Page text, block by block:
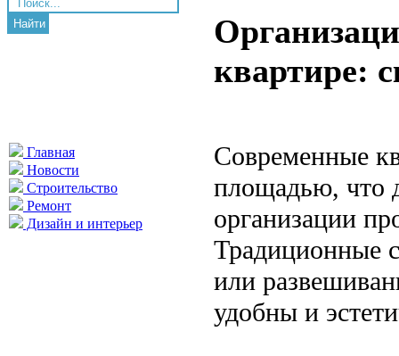
Найти
Главная
Новости
Строительство
Ремонт
Дизайн и интерьер
квартире:
Современные
площадью, что
организации
Традиционные
или
удобны и